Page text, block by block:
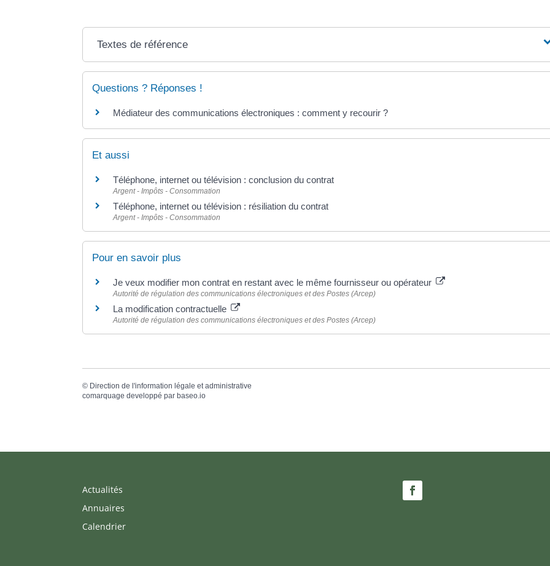
Textes de référence
Questions ? Réponses !
Médiateur des communications électroniques : comment y recourir ?
Et aussi
Téléphone, internet ou télévision : conclusion du contrat
Argent - Impôts - Consommation
Téléphone, internet ou télévision : résiliation du contrat
Argent - Impôts - Consommation
Pour en savoir plus
Je veux modifier mon contrat en restant avec le même fournisseur ou opérateur
Autorité de régulation des communications électroniques et des Postes (Arcep)
La modification contractuelle
Autorité de régulation des communications électroniques et des Postes (Arcep)
© Direction de l'information légale et administrative
comarquage developpé par baseo.io
Actualités
Annuaires
Calendrier